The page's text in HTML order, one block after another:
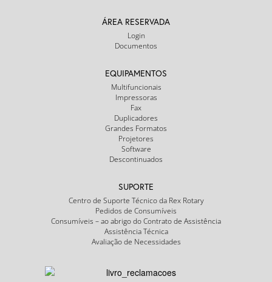
ÁREA RESERVADA
Login
Documentos
EQUIPAMENTOS
Multifuncionais
Impressoras
Fax
Duplicadores
Grandes Formatos
Projetores
Software
Descontinuados
SUPORTE
Centro de Suporte Técnico da Rex Rotary
Pedidos de Consumíveis
Consumíveis – ao abrigo do Contrato de Assistência
Assistência Técnica
Avaliação de Necessidades